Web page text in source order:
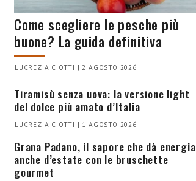
Come scegliere le pesche più
buone? La guida definitiva
LUCREZIA CIOTTI | 2 AGOSTO 2026
Tiramisù senza uova: la versione light
del dolce più amato d’Italia
LUCREZIA CIOTTI | 1 AGOSTO 2026
Grana Padano, il sapore che dà energia
anche d’estate con le bruschette
gourmet